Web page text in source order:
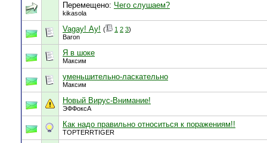
Перемещено: Чего слушаем?
kikasola
Vagay! Ау! ( 1 2 3)
Baron
Я в шоке
Максим
уменьшительно-ласкательно
Максим
Новый Вирус-Внимание!
ЭФФоксА
Как надо правильно относиться к поражениям!!
TOPTERRTIGER